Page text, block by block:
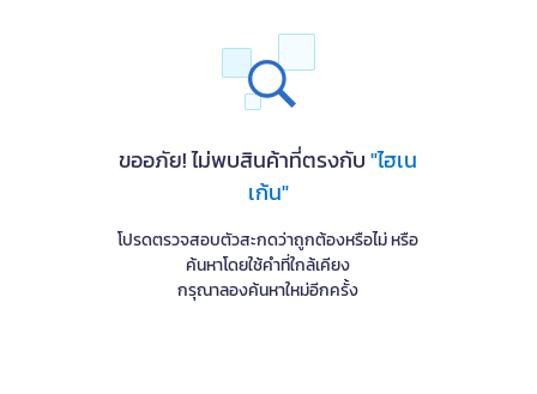
ขออภัย! ไม่พบสินค้าที่ตรงกับ"ไฮเน
เก้น"
โปรดตรวจสอบตัวสะกดว่าถูกต้องหรือไม่ หรือ
ค้นหาโดยใช้คำที่ใกล้เคียง
กรุณาลองค้นหาใหม่อีกครั้ง